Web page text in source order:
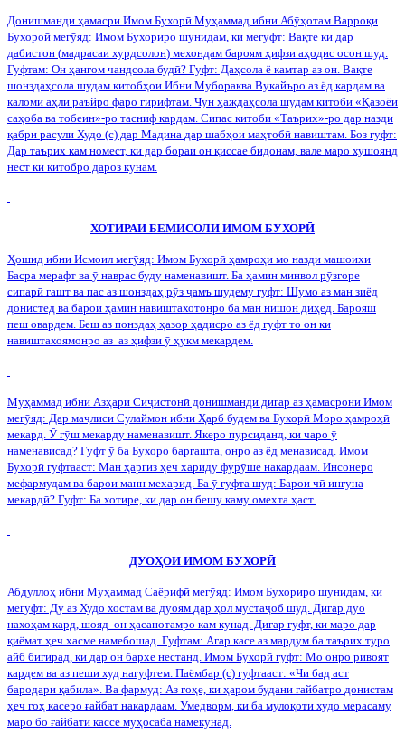
Донишманди ҳамасри Имом Бухорӣ Муҳаммад ибни Абӯҳотам Варроқи
Бухороӣ мегӯяд: Имом Бухориро шунидам ки мегуфт: Вақте ки дар
дабистон (мадрасаи хурдсолон) мехондам бароям ҳифзи аҳодис осон шуд
Гуфтам: Он ҳангом чандсола будӣ? Гуфт: Даҳсола ё камтар аз он. Вақте
шонздаҳсола шудам китобҳои Ибни Мубораква Вукайъро аз ёд кардам ва
каломи аҳли раъйро фаро гирифтам. Чун ҳаждаҳсола шудам китоби «Қазоёи
саҳоба ва тобеин»-ро тасниф кардам. Сипас китоби «Таърих»-ро дар назди
қабри расули Худо (с) дар Мадина дар шабҳои маҳтобӣ навиштам. Боз гуфт:
Дар таърих кам номест, ки дар бораи он қиссае бидонам, вале маро хушоянд
нест ки китобро дароз кунам.
ХОТИРАИ БЕМИСОЛИ ИМОМ БУХОРӢ
Ҳошид ибни Исмоил мегӯяд: Имом Бухорӣ ҳамроҳи мо назди машоихи
Басра мерафт ва ӯ наврас буду наменавишт. Ба ҳамин минвол рӯзгоре
сипарӣ гашт ва пас аз шонздаҳ рӯз ҷамъ шудему гуфт: Шумо аз ман зиёд
донистед ва барои ҳамин навиштахотонро ба ман нишон диҳед. Барояш
пеш овардем. Беш аз понздаҳ ҳазор ҳадисро аз ёд гуфт то он ки
навиштахоямонро аз аз ҳифзи ӯ ҳукм мекардем.
Муҳаммад ибни Азҳари Сиҷистонӣ донишманди дигар аз ҳамасрони Имом
мегӯяд: Дар маҷлиси Сулаймон ибни Ҳарб будем ва Бухорӣ Моро ҳамроҳӣ
мекард. Ӯ гӯш мекарду наменавишт. Якеро пурсиданд, ки чаро ӯ
наменависад? Гуфт ӯ ба Бухоро баргашта, онро аз ёд менависад. Имом
Бухорӣ гуфтааст: Ман ҳаргиз ҳеч хариду фурӯше накардаам. Инсонеро
мефармудам ва барои манн мехарид. Ба ӯ гуфта шуд: Барои чӣ ингуна
мекардӣ? Гуфт: Ба хотире, ки дар он бешу каму омехта ҳаст.
ДУОҲОИ ИМОМ БУХОРӢ
Абдуллоҳ ибни Муҳаммад Саёрифӣ мегӯяд: Имом Бухориро шунидам, ки
мегуфт: Ду аз Худо хостам ва дуоям дар ҳол мустаҷоб шуд. Дигар дуо
нахоҳам кард, шояд он ҳасанотамро кам кунад. Дигар гуфт, ки маро дар
қиёмат ҳеч хасме намебошад. Гуфтам: Агар касе аз мардум ба таърих туро
айб бигирад, ки дар он бархе нестанд. Имом Бухорӣ гуфт: Мо онро ривоят
кардем ва аз пеши худ нагуфтем. Паёмбар (с) гуфтааст: «Чи бад аст
бародари қабила». Ва фармуд: Аз гоҳе, ки ҳаром будани ғайбатро донистам
ҳеч гоҳ касеро ғайбат накардаам. Умедворм, ки ба мулоқоти худо мерасаму
маро бо ғайбати кассе муҳосаба намекунад.